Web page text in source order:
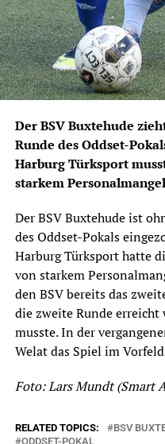
Der BSV Buxtehude
Runde des Oddset-
Harburg Türksport
starkem
Der BSV Buxtehude ist
des Oddset-Pokals
Harburg Türksport hatte
von starkem
den BSV bereits das
die zweite Runde erreicht
musste. In der
Welat das Spiel im
Foto: Lars Mundt (Smart
RELATED TOPICS: BSV
ODDSET-POKAL